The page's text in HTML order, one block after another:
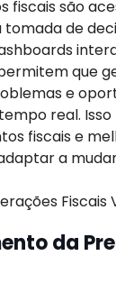
fiscais são
de
que
e
real.
fiscais e
a
da